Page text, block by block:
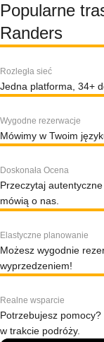
Popularne
Randers
Rozległa sieć
Jedna platforma, 34+
Wygodne rezerwacje
Mówimy w Twoim
Doskonała Ocena
Przeczytaj autentyczne
mówią o nas.
Elastyczne planowanie
Możesz wygodnie
wyprzedzeniem!
Realne wsparcie
Potrzebujesz
w trakcie podróży.